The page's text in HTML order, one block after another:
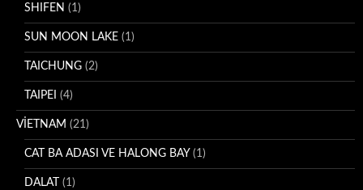
SHIFEN (1)
SUN MOON LAKE (1)
TAICHUNG (2)
TAIPEI (4)
VİETNAM (21)
CAT BA ADASI VE HALONG BAY (1)
DALAT (1)